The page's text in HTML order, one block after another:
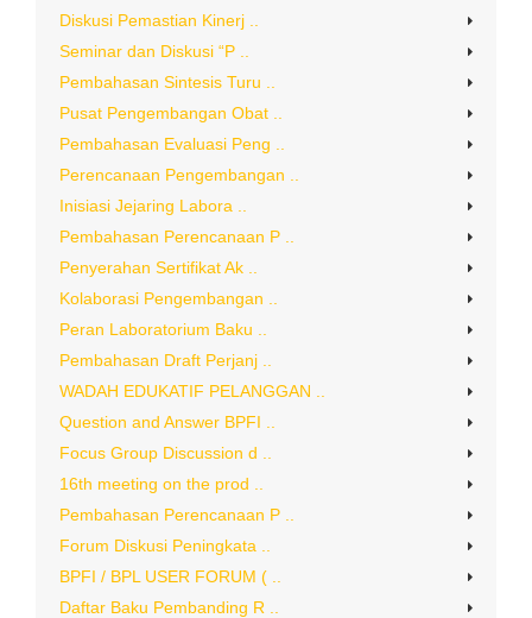
Diskusi Pemastian Kinerj ..
Seminar dan Diskusi “P ..
Pembahasan Sintesis Turu ..
Pusat Pengembangan Obat ..
Pembahasan Evaluasi Peng ..
Perencanaan Pengembangan ..
Inisiasi Jejaring Labora ..
Pembahasan Perencanaan P ..
Penyerahan Sertifikat Ak ..
Kolaborasi Pengembangan ..
Peran Laboratorium Baku ..
Pembahasan Draft Perjanj ..
WADAH EDUKATIF PELANGGAN ..
Question and Answer BPFI ..
Focus Group Discussion d ..
16th meeting on the prod ..
Pembahasan Perencanaan P ..
Forum Diskusi Peningkata ..
BPFI / BPL USER FORUM ( ..
Daftar Baku Pembanding R ..